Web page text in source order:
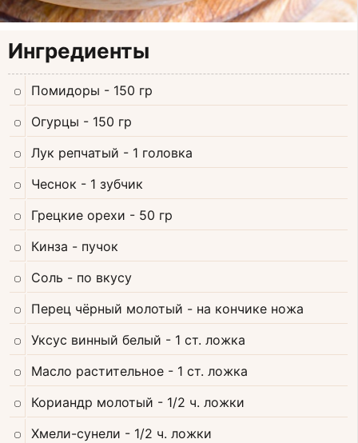
Ингредиенты
Помидоры - 150 гр
Огурцы - 150 гр
Лук репчатый - 1 головка
Чеснок - 1 зубчик
Грецкие орехи - 50 гр
Кинза - пучок
Соль - по вкусу
Перец чёрный молотый - на кончике ножа
Уксус винный белый - 1 ст. ложка
Масло растительное - 1 ст. ложка
Кориандр молотый - 1/2 ч. ложки
Хмели-сунели - 1/2 ч. ложки